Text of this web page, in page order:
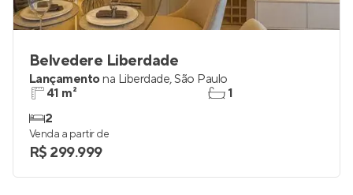
Belvedere Liberdade
Lançamentona Liberdade,São Paulo
41 m²
2
1
Venda a partir de
R$ 299.999